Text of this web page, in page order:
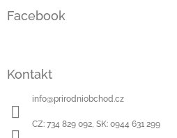
Facebook
Kontakt
info@prirodniobchod.cz
CZ: 734 829 092, SK: 0944 631 299